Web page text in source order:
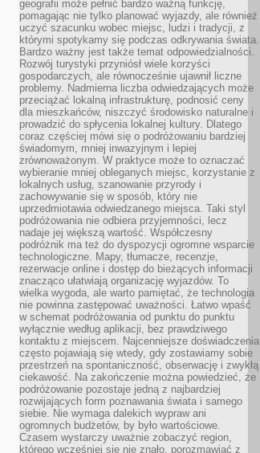
geografii może pełnić bardzo ważną funkcję,
pomagając nie tylko planować wyjazdy, ale również
uczyć szacunku wobec miejsc, ludzi i tradycji, z
którymi spotykamy się podczas odkrywania świata.
Bardzo ważny jest także temat odpowiedzialności.
Rozwój turystyki przyniósł wiele korzyści
gospodarczych, ale równocześnie ujawnił liczne
problemy. Nadmierna liczba odwiedzających może
przeciążać lokalną infrastrukturę, podnosić ceny
dla mieszkańców, niszczyć środowisko naturalne i
prowadzić do spłycenia lokalnej kultury. Dlatego
coraz częściej mówi się o podróżowaniu bardziej
świadomym, mniej inwazyjnym i lepiej
zrównoważonym. W praktyce może to oznaczać
wybieranie mniej obleganych miejsc, korzystanie z
lokalnych usług, szanowanie przyrody i
zachowywanie się w sposób, który nie
uprzedmiotawia odwiedzanego miejsca. Taki styl
podróżowania nie odbiera przyjemności, lecz
nadaje jej większą wartość. Współczesny
podróżnik ma też do dyspozycji ogromne wsparcie
technologiczne. Mapy, tłumacze, recenzje,
rezerwacje online i dostęp do bieżących informacji
znacząco ułatwiają organizację wyjazdów. To
wielka wygoda, ale warto pamiętać, że technologia
nie powinna zastępować uważności. Łatwo wpaść
w schemat podróżowania od punktu do punktu
wyłącznie według aplikacji, bez prawdziwego
kontaktu z miejscem. Najcenniejsze doświadczenia
często pojawiają się wtedy, gdy zostawiamy sobie
przestrzeń na spontaniczność, obserwację i zwykłą
ciekawość. Na zakończenie można powiedzieć, że
podróżowanie pozostaje jedną z najbardziej
rozwijających form poznawania świata i samego
siebie. Nie wymaga dalekich wypraw ani
ogromnych budżetów, by było wartościowe.
Czasem wystarczy uważnie zobaczyć region,
którego wcześniej się nie znało, porozmawiać z